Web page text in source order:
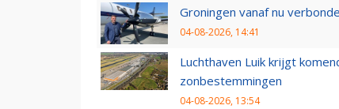
Groningen vanaf nu
04-08-2026, 14:41
Luchthaven Luik krijgt
zonbestemmingen
04-08-2026, 13:54